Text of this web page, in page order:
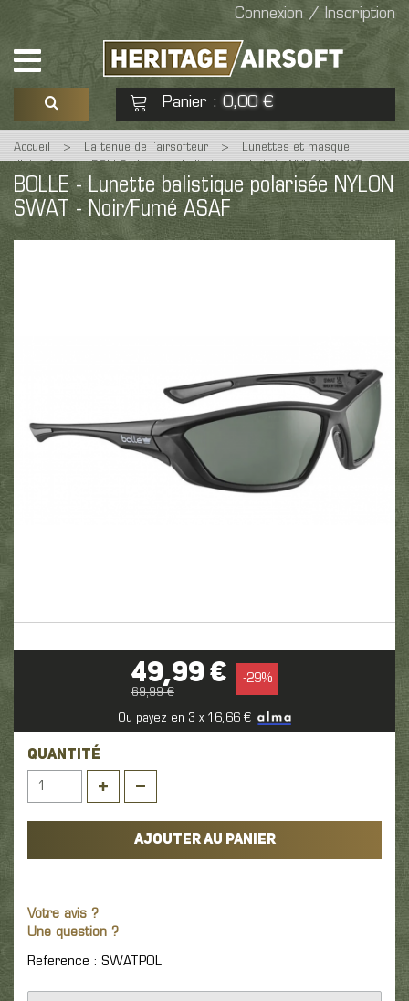
Connexion / Inscription
Panier : 0,00 €
Voir mon panier Commander
Aucun produit
Accueil > La tenue de l’airsofteur >
Lunettes et masque
d'airsoft
BOLLE - Lunette balistique polarisée NYLON SWAT -
Noir/Fumé ASAF
BOLLE - Lunette balistique polarisée NYLON
SWAT - Noir/Fumé ASAF
49,99 €
69,99 €
-29%
Ou payez en 3 x 16,66 €
QUANTITÉ
AJOUTER AU PANIER
Votre avis ?
Une question ?
Reference : SWATPOL